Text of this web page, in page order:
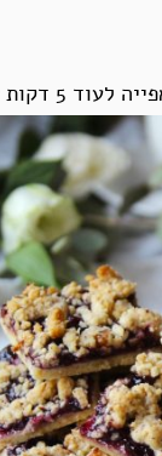
150 מעלות .